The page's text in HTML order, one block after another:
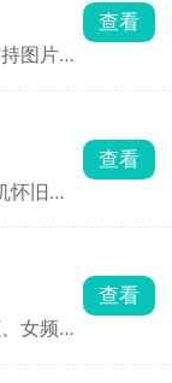
，现场
韩、欧
难抢的
图片AI
度。可
、管理
品，是
查看
怀旧聊
还能
一模
查看
女频、
查看